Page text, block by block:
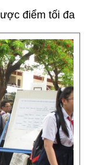
điểm tối đa